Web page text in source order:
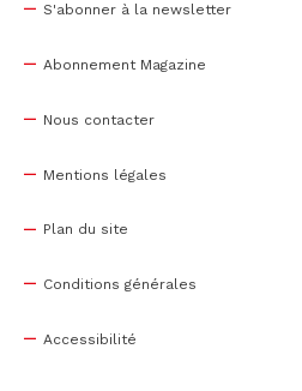
S'abonner à la newsletter
Abonnement Magazine
Nous contacter
Mentions légales
Plan du site
Conditions générales
Accessibilité